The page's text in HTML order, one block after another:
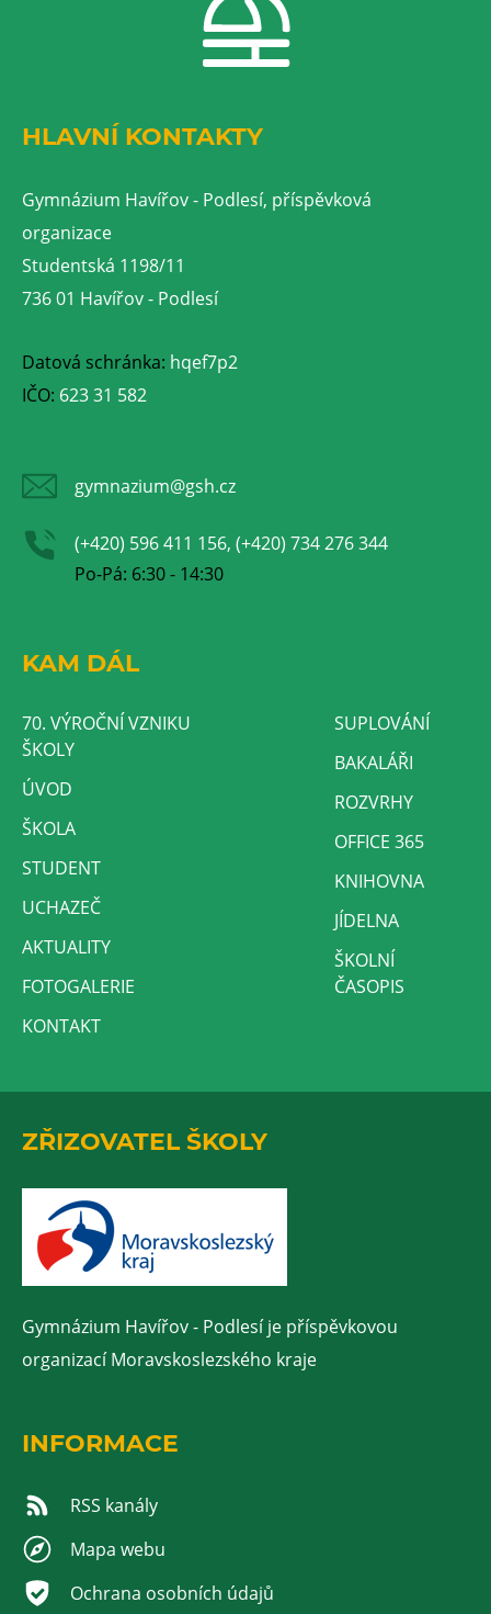
HLAVNÍ KONTAKTY
Gymnázium Havířov - Podlesí, příspěvková
organizace
Studentská 1198/11
736 01 Havířov - Podlesí
Datová schránka: hqef7p2
IČO: 623 31 582
gymnazium@gsh.cz
(+420) 596 411 156, (+420) 734 276 344
Po-Pá: 6:30 - 14:30
KAM DÁL
70. VÝROČNÍ VZNIKU
ŠKOLY
ÚVOD
ŠKOLA
STUDENT
UCHAZEČ
AKTUALITY
FOTOGALERIE
KONTAKT
SUPLOVÁNÍ
BAKALÁŘI
ROZVRHY
OFFICE 365
KNIHOVNA
JÍDELNA
ŠKOLNÍ
ČASOPIS
ZŘIZOVATEL ŠKOLY
Gymnázium Havířov - Podlesí je příspěvkovou
organizací Moravskoslezského kraje
INFORMACE
RSS kanály
Mapa webu
Ochrana osobních údajů